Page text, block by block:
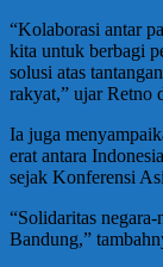
“Kolaborasi antar
kita untuk berbagi
solusi atas
rakyat,” ujar Retno
Ia juga
erat antara
sejak Konferensi
“Solidaritas
Bandung,”